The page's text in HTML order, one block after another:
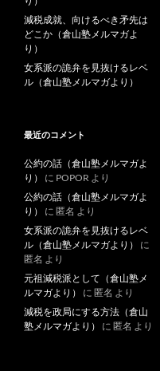
減税成就、向けるべき矛先は
どこか（倉山塾メルマガよ
り）
女系派の詭弁を見抜けるレベ
ル（倉山塾メルマガより）
最近のコメント
公約の話（倉山塾メルマガよ
り）
に POPOR より
公約の話（倉山塾メルマガよ
り）
に 匿名 より
女系派の詭弁を見抜けるレベ
ル（倉山塾メルマガより）
に
匿名 より
元祖減税派として（倉山塾メ
ルマガより）
に 匿名 より
減税を政局にする方法（倉山
塾メルマガより）
に 匿名 より